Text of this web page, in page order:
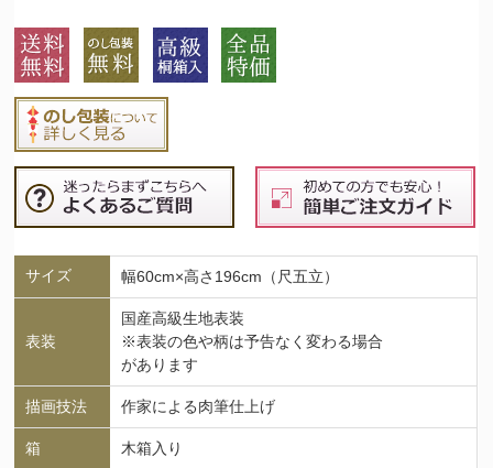
サイズ 幅60cm×高さ196cm（尺五立）
表装
国産高級生地表装
※表装の色や柄は予告なく変わる場合
があります
描画技法 作家による肉筆仕上げ
箱 木箱入り